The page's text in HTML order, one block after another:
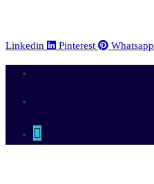
Linkedin Pinterest Whatsapp